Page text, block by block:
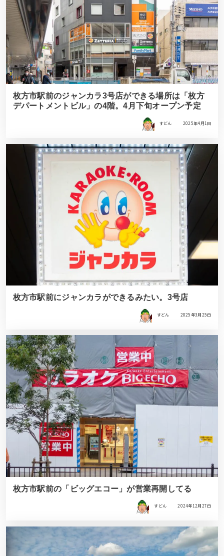
枚方市駅前のジャンカラ3号店ができる場所は「枚方
デパートメントビル」の4階。4月下旬オープン予定
すどん 2025年4月1日
枚方市駅前にジャンカラができるみたい。3号店
すどん 2025年3月25日
枚方市駅前の「ビッグエコー」が営業再開してる
すどん 2024年12月27日